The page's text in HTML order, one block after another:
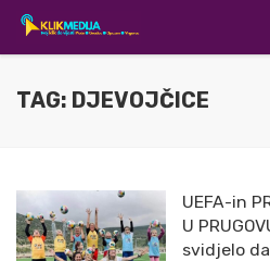
TAG: DJEVOJČICE
UEFA-in
U
svidjelo